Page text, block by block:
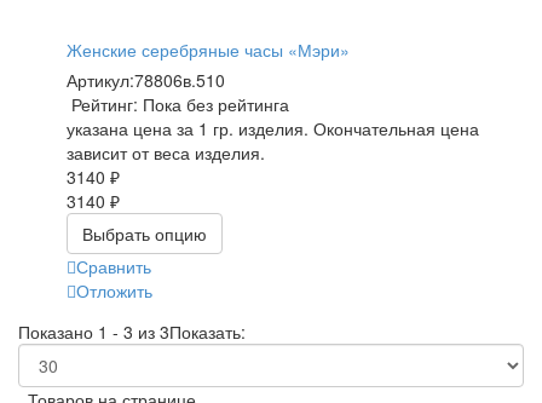
Женские серебряные часы «Мэри»
Артикул:78806в.510
Рейтинг: Пока без рейтинга
указана цена за 1 гр. изделия. Окончательная цена
зависит от веса изделия.
3140 ₽
3140 ₽
Выбрать опцию
Сравнить
Отложить
Показано 1 - 3 из 3Показать: